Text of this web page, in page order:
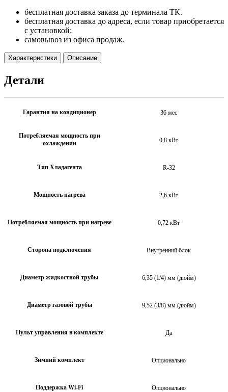
бесплатная доставка заказа до терминала ТК.
бесплатная доставка до адреса, если товар приобретается
с установкой;
самовывоз из офиса продаж.
Характеристики Описание
Детали
Гарантия на кондиционер 36 мес
Потребляемая мощность при
охлаждении
0,8 кВт
Тип Хладагента R-32
Мощность нагрева 2,6 кВт
Потребляемая мощность при нагреве 0,72 кВт
Сторона подключения Внутренний блок
Диаметр жидкостной трубы 6,35 (1/4) мм (дюйм)
Диаметр газовой трубы 9,52 (3/8) мм (дюйм)
Пульт управления в комплекте Да
Зимний комплект Опционально
Поддержка Wi-Fi Опционально